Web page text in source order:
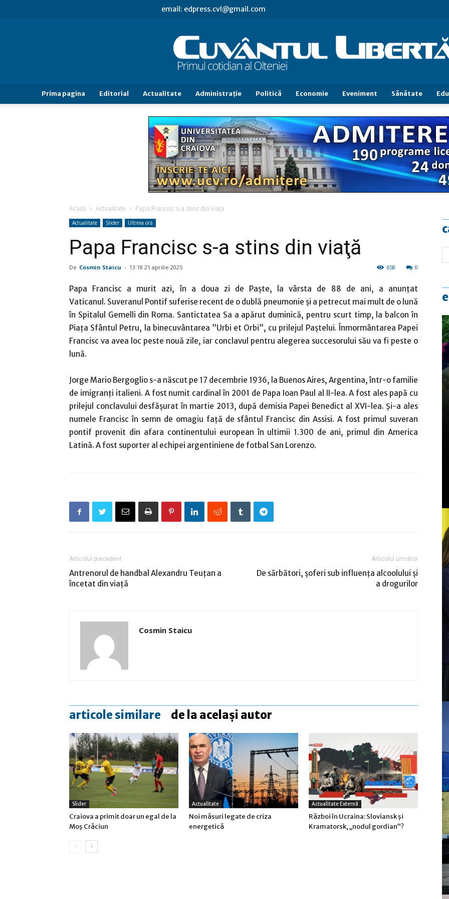
email: edpress.cvl@gmail.com
Cuvântul
Libertăţii
Prima pagina Editorial Actualitate Administraţie Politică Economie Eveniment Sănătate
Acasă Actualitate Papa Francisc s-a stins din viaţă
Actualitate Slider Ultima oră
Papa Francisc s-a stins din viaţă
De Cosmin Staicu - 13:18 21 aprilie 2025 0
658
Papa Francisc a murit azi, în a doua zi de Paşte, la vârsta de 88 de ani, a anunțat
Vaticanul. Suveranul Pontif suferise recent de o dublă pneumonie și a petrecut mai mult de o lună
în Spitalul Gemelli din Roma. Santictatea Sa a apărut duminică, pentru scurt timp, la balcon în
Piața Sfântul Petru, la binecuvântarea ”Urbi et Orbi”, cu prilejul Paștelui. Înmormântarea Papei
Francisc va avea loc peste nouă zile, iar conclavul pentru alegerea succesorului său va fi peste o
lună.
Jorge Mario Bergoglio s-a născut pe 17 decembrie 1936, la Buenos Aires, Argentina, într-o familie
de imigranți italieni. A fost numit cardinal în 2001 de Papa Ioan Paul al II-lea. A fost ales papă cu
prilejul conclavului desfășurat în martie 2013, după demisia Papei Benedict al XVI-lea. Și-a ales
numele Francisc în semn de omagiu față de sfântul Francisc din Assisi. A fost primul suveran
pontif provenit din afara continentului european în ultimii 1.300 de ani, primul din America
Latină. A fost suporter al echipei argentiniene de fotbal San Lorenzo.
Articolul precedent
Antrenorul de handbal Alexandru Teuţan a
încetat din viaţă
Articolul următor
De sărbători, șoferi sub influența alcoolului și
a drogurilor
Cosmin Staicu
articole similare de la același autor
Slider
Craiova a primit doar un egal de la
Moş Crăciun
Actualitate
Noi măsuri legate de criza
energetică
Actualitate Externă
Război în Ucraina: Sloviansk şi
Kramatorsk, „nodul gordian”?